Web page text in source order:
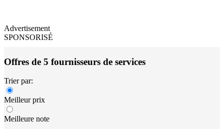
Advertisement
SPONSORISÉ
Offres de 5 fournisseurs de services
Trier par:
Meilleur prix
Meilleure note